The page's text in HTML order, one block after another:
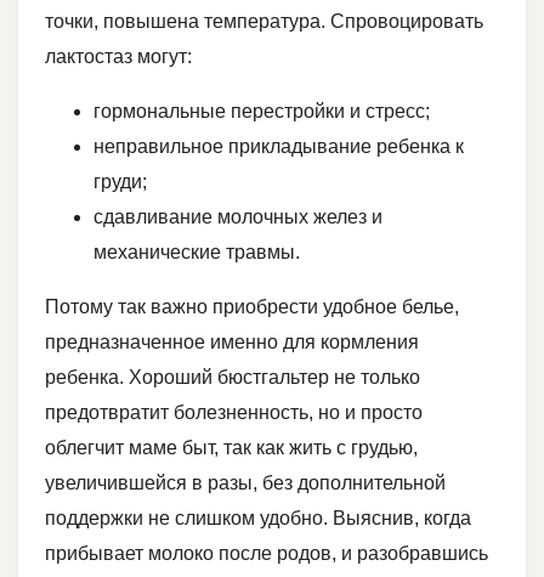
точки, повышена температура. Спровоцировать
лактостаз могут:
гормональные перестройки и стресс;
неправильное прикладывание ребенка к
груди;
сдавливание молочных желез и
механические травмы.
Потому так важно приобрести удобное белье,
предназначенное именно для кормления
ребенка. Хороший бюстгальтер не только
предотвратит болезненность, но и просто
облегчит маме быт, так как жить с грудью,
увеличившейся в разы, без дополнительной
поддержки не слишком удобно. Выяснив, когда
прибывает молоко после родов, и разобравшись